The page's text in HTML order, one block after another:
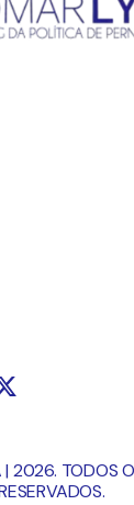
2026. TODOS